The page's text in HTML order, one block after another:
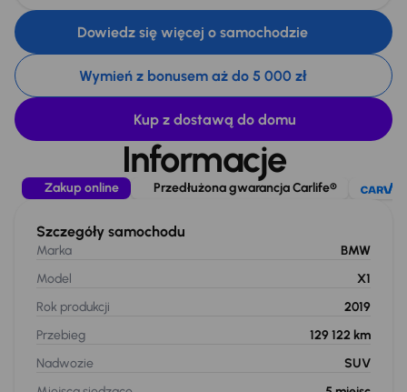
Dowiedz się więcej o samochodzie
Wymień z bonusem aż do 5 000 zł
Kup z dostawą do domu
Informacje
Zakup online Przedłużona gwarancja Carlife®
Szczegóły samochodu
Marka
BMW
Model
X1
Rok produkcji
2019
Przebieg
129 122 km
Nadwozie
SUV